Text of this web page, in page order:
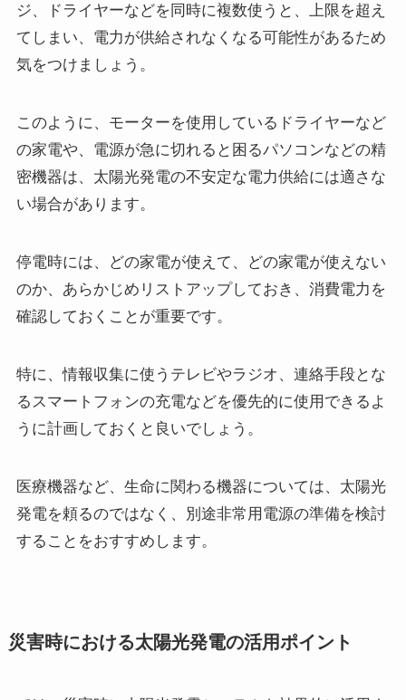
ジ、ドライヤーなどを同時に複数使うと、上限を超え
てしまい、電力が供給されなくなる可能性があるため
気をつけましょう。
このように、モーターを使用しているドライヤーなど
の家電や、電源が急に切れると困るパソコンなどの精
密機器は、太陽光発電の不安定な電力供給には適さな
い場合があります。
停電時には、どの家電が使えて、どの家電が使えない
のか、あらかじめリストアップしておき、消費電力を
確認しておくことが重要です。
特に、情報収集に使うテレビやラジオ、連絡手段とな
るスマートフォンの充電などを優先的に使用できるよ
うに計画しておくと良いでしょう。
医療機器など、生命に関わる機器については、太陽光
発電を頼るのではなく、別途非常用電源の準備を検討
することをおすすめします。
災害時における太陽光発電の活用ポイント